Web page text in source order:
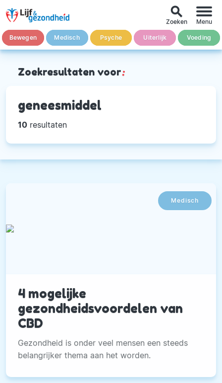
Bewegen Medisch Psyche Uiterlijk Voeding
search
Zoeken Menu
Zoekresultaten voor:
geneesmiddel
10 resultaten
Medisch
4 mogelijke
gezondheidsvoordelen van
CBD
Gezondheid is onder veel mensen een steeds
belangrijker thema aan het worden.